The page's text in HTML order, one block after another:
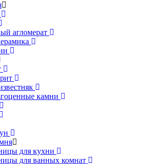
агломерат
камни
для кухни
для ванных комнат